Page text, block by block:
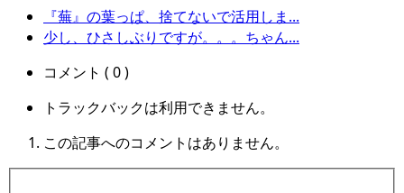
『蕪』の葉っぱ、捨てないで活用しま...
少し、ひさしぶりですが。。。ちゃん...
コメント ( 0 )
トラックバックは利用できません。
この記事へのコメントはありません。